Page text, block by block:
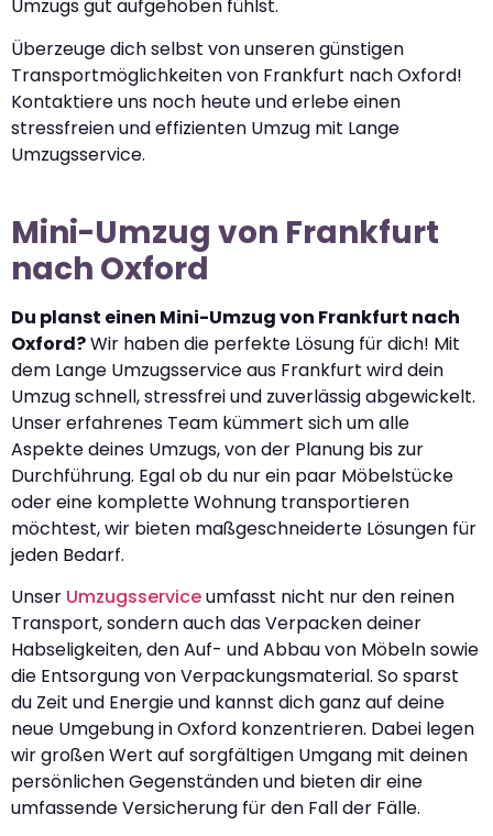
Umzugs gut aufgehoben fühlst.
Überzeuge dich selbst von unseren günstigen
Transportmöglichkeiten von Frankfurt nach Oxford!
Kontaktiere uns noch heute und erlebe einen
stressfreien und effizienten Umzug mit Lange
Umzugsservice.
Mini-Umzug von Frankfurt
nach Oxford
Du planst einen Mini-Umzug von Frankfurt nach
Oxford?Wir haben die perfekte Lösung für dich! Mit
dem Lange Umzugsservice aus Frankfurt wird dein
Umzug schnell, stressfrei und zuverlässig abgewickelt.
Unser erfahrenes Team kümmert sich um alle
Aspekte deines Umzugs, von der Planung bis zur
Durchführung. Egal ob du nur ein paar Möbelstücke
oder eine komplette Wohnung transportieren
möchtest, wir bieten maßgeschneiderte Lösungen für
jeden Bedarf.
Unser Umzugsserviceumfasst nicht nur den reinen
Transport, sondern auch das Verpacken deiner
Habseligkeiten, den Auf- und Abbau von Möbeln sowie
die Entsorgung von Verpackungsmaterial. So sparst
du Zeit und Energie und kannst dich ganz auf deine
neue Umgebung in Oxford konzentrieren. Dabei legen
wir großen Wert auf sorgfältigen Umgang mit deinen
persönlichen Gegenständen und bieten dir eine
umfassende Versicherung für den Fall der Fälle.